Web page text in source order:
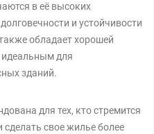
в её высоких
и устойчивости
обладает хорошей
идеальным для
зданий.
для тех, кто стремится
сделать свое жилье более